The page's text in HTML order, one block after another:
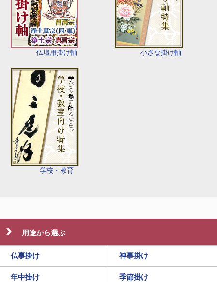
仏壇用掛け軸 小さな掛け軸
学校・教育
用途から選ぶ
仏事掛け 神事掛け
年中掛け 季節掛け